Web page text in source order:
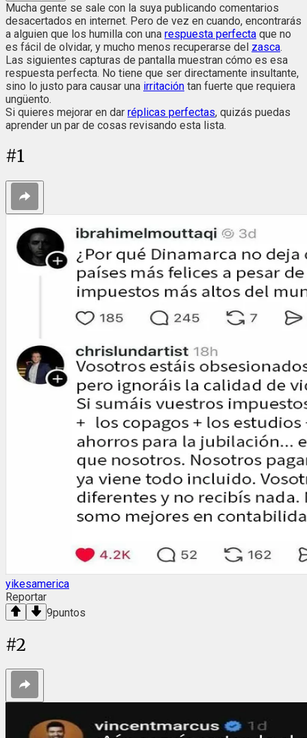
Mucha gente se sale con la suya publicando comentarios
desacertados en internet. Pero de vez en cuando, encontrarás
a alguien que los humilla con una respuesta perfecta que no
es fácil de olvidar, y mucho menos recuperarse del zasca.
Las siguientes capturas de pantalla muestran cómo es esa
respuesta perfecta. No tiene que ser directamente insultante,
sino lo justo para causar una irritación tan fuerte que requiera
ungüento.
Si quieres mejorar en dar réplicas perfectas, quizás puedas
aprender un par de cosas revisando esta lista.
#1
yikesamerica
Reportar
9puntos
#2